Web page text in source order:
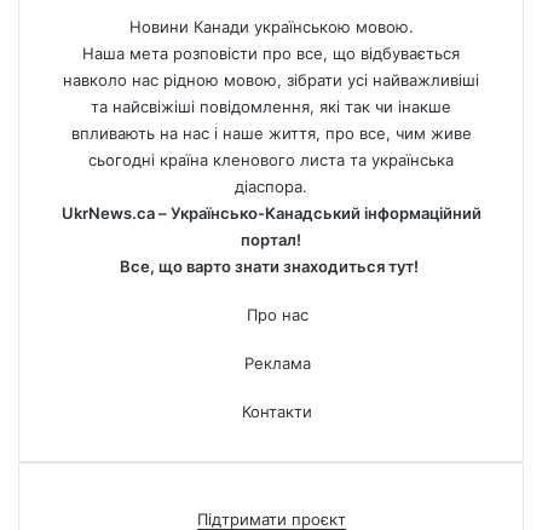
Новини Канади українською мовою.
Наша мета розповісти про все, що відбувається
навколо нас рідною мовою, зібрати усі найважливіші
та найсвіжіші повідомлення, які так чи інакше
впливають на нас і наше життя, про все, чим живе
сьогодні країна кленового листа та українська
діаспора.
UkrNews.ca – Українсько-Канадський інформаційний
портал!
Все, що варто знати знаходиться тут!
Про нас
Реклама
Контакти
Підтримати проєкт